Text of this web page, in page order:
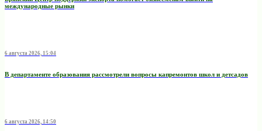
международные рынки
6 августа 2026, 15:04
В департаменте образования рассмотрели вопросы капремонтов школ и детсадов
6 августа 2026, 14:50